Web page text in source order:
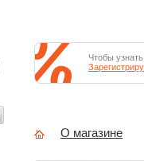
Чтобы
О магазине